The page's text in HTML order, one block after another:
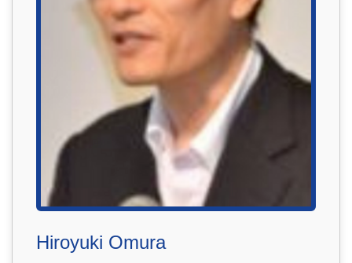
Hiroyuki Omura